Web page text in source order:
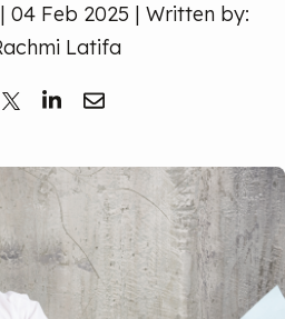
| 04 Feb 2025 | Written by:
Latifa